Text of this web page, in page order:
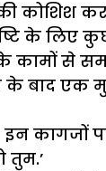
कोशिश
के लिए
के कामों
बाद एक
कागजों
तुम.’